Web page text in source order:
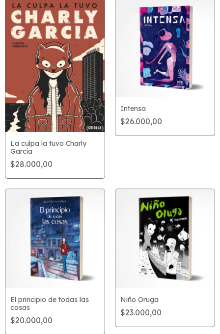
La culpa la tuvo Charly
García
$28.000,00
Intensa
$26.000,00
El principio de todas las
cosas
$20.000,00
Niño Oruga
$23.000,00